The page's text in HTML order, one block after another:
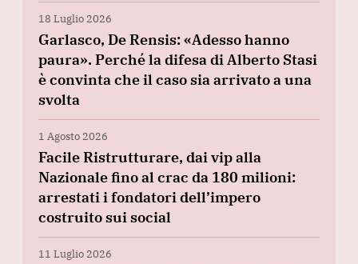
18 Luglio 2026
Garlasco, De Rensis: «Adesso hanno
paura». Perché la difesa di Alberto Stasi
è convinta che il caso sia arrivato a una
svolta
1 Agosto 2026
Facile Ristrutturare, dai vip alla
Nazionale fino al crac da 180 milioni:
arrestati i fondatori dell’impero
costruito sui social
11 Luglio 2026